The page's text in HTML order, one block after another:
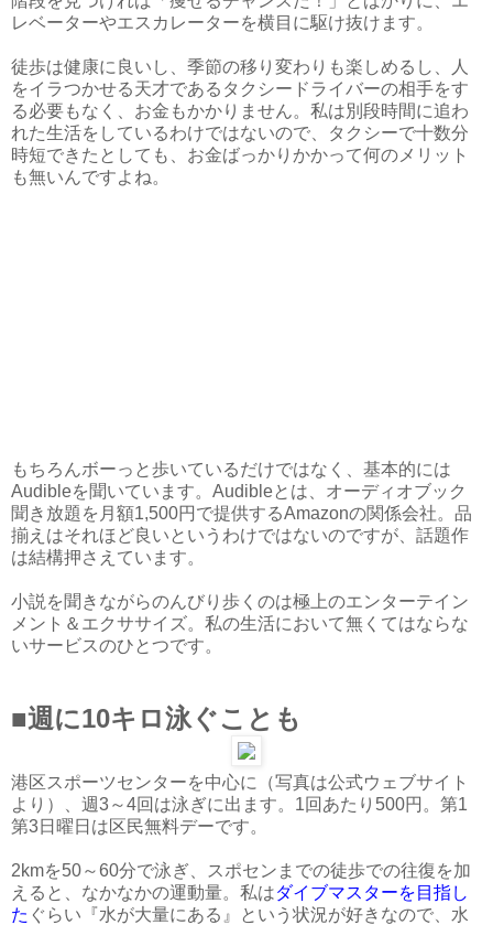
レベーターやエスカレーターを横目に駆け抜けます。
徒歩は健康に良いし、季節の移り変わりも楽しめるし、人
をイラつかせる天才であるタクシードライバーの相手をす
る必要もなく、お金もかかりません。私は別段時間に追わ
れた生活をしているわけではないので、タクシーで十数分
時短できたとしても、お金ばっかりかかって何のメリット
も無いんですよね。
もちろんボーっと歩いているだけではなく、基本的には
Audibleを聞いています。Audibleとは、オーディオブック
聞き放題を月額1,500円で提供するAmazonの関係会社。品
揃えはそれほど良いというわけではないのですが、話題作
は結構押さえています。
小説を聞きながらのんびり歩くのは極上のエンターテイン
メント＆エクササイズ。私の生活において無くてはならな
いサービスのひとつです。
■週に10キロ泳ぐことも
港区スポーツセンターを中心に（写真は公式ウェブサイト
より）、週3～4回は泳ぎに出ます。1回あたり500円。第1
第3日曜日は区民無料デーです。
2kmを50～60分で泳ぎ、スポセンまでの徒歩での往復を加
えると、なかなかの運動量。私はダイブマスターを目指し
た ぐらい『水が大量にある』という状況が好きなので、水